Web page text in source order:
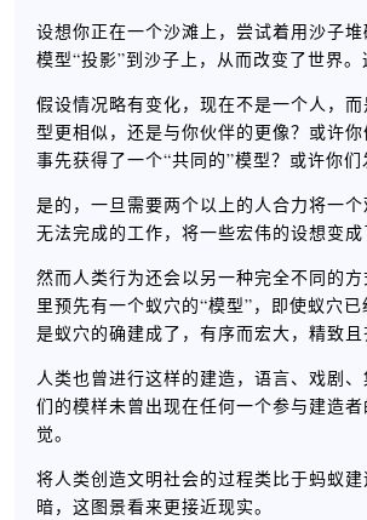
设想你正在一个沙滩上，尝试着用沙子
模型“投影”到沙子上，从而改变了世界
假设情况略有变化，现在不是一个人，
型更相似，还是与你伙伴的更像？或许
事先获得了一个“共同的”模型？或许你
是的，一旦需要两个以上的人合力将一
无法完成的工作，将一些宏伟的设想变成
然而人类行为还会以另一种完全不同的
里预先有一个蚁穴的“模型”，即使蚁穴
是蚁穴的确建成了，有序而宏大，精致
人类也曾进行这样的建造，语言、戏剧
们的模样未曾出现在任何一个参与建造
觉。
将人类创造文明社会的过程类比于蚂蚁
暗，这图景看来更接近现实。